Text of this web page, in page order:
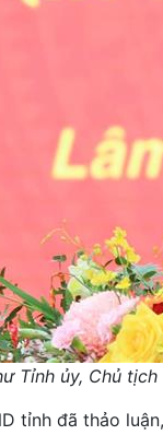
Tỉnh ủy, Chủ
tỉnh đã thảo